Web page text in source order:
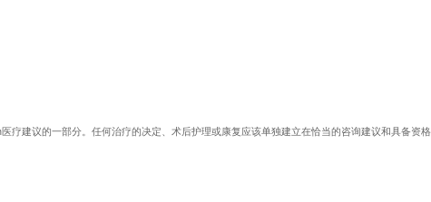
疗建议的一部分。任何治疗的决定、术后护理或康复应该单独建立在恰当的咨询建议和具备资